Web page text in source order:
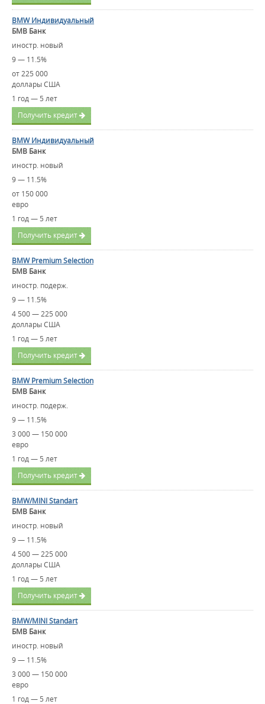
BMW Индивидуальный
БМВ Банк
иностр. новый
9 — 11.5%
от 225 000
доллары США
1 год — 5 лет
Получить кредит
BMW Индивидуальный
БМВ Банк
иностр. новый
9 — 11.5%
от 150 000
евро
1 год — 5 лет
Получить кредит
BMW Premium Selection
БМВ Банк
иностр. подерж.
9 — 11.5%
4 500 — 225 000
доллары США
1 год — 5 лет
Получить кредит
BMW Premium Selection
БМВ Банк
иностр. подерж.
9 — 11.5%
3 000 — 150 000
евро
1 год — 5 лет
Получить кредит
BMW/MINI Standart
БМВ Банк
иностр. новый
9 — 11.5%
4 500 — 225 000
доллары США
1 год — 5 лет
Получить кредит
BMW/MINI Standart
БМВ Банк
иностр. новый
9 — 11.5%
3 000 — 150 000
евро
1 год — 5 лет